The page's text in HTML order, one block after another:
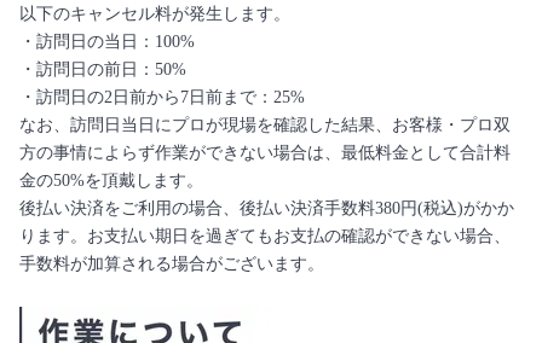
以下のキャンセル料が発生します。
・訪問日の当日：100%
・訪問日の前日：50%
・訪問日の2日前から7日前まで：25%
なお、訪問日当日にプロが現場を確認した結果、お客様・プロ双
方の事情によらず作業ができない場合は、最低料金として合計料
金の50%を頂戴します。
後払い決済をご利用の場合、後払い決済手数料380円(税込)がかか
ります。お支払い期日を過ぎてもお支払の確認ができない場合、
手数料が加算される場合がございます。